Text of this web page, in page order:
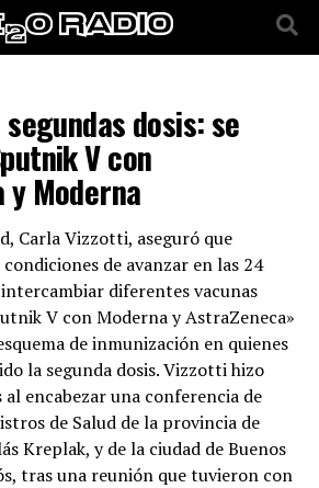
dosis: se
V con
Moderna
Carla Vizzotti, aseguró que
de avanzar en las 24
diferentes vacunas
V con Moderna y AstraZeneca»
de inmunización en quienes
la segunda dosis. Vizzotti hizo
al encabezar una conferencia de
de Salud de la provincia de
Kreplak, y de la ciudad de Buenos
tras una reunión que tuvieron con